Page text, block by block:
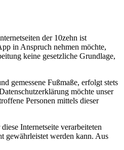
der 10zehn ist
in Anspruch nehmen möchte,
keine gesetzliche Grundlage,
gemessene Fußmaße, erfolgt stets
möchte unser
Personen mittels dieser
Internetseite verarbeiteten
gewährleistet werden kann. Aus